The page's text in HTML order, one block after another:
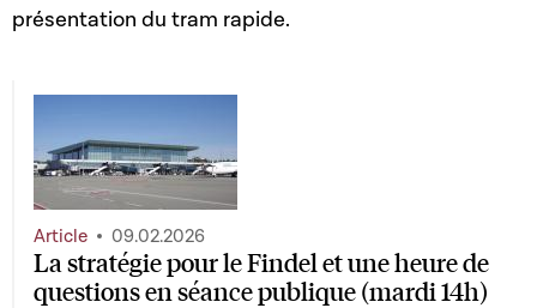
présentation du tram rapide.
La stratégie pour le Findel et une heure de
questions en séance publique (mardi 14h)
Article 09.02.2026